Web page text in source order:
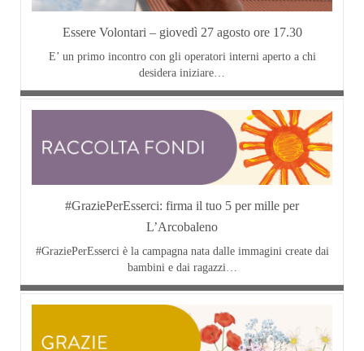
Essere Volontari – giovedì 27 agosto ore 17.30
E’ un primo incontro con gli operatori interni aperto a chi
desidera iniziare…
#GraziePerEsserci: firma il tuo 5 per mille per
L’Arcobaleno
#GraziePerEsserci è la campagna nata dalle immagini create dai
bambini e dai ragazzi…